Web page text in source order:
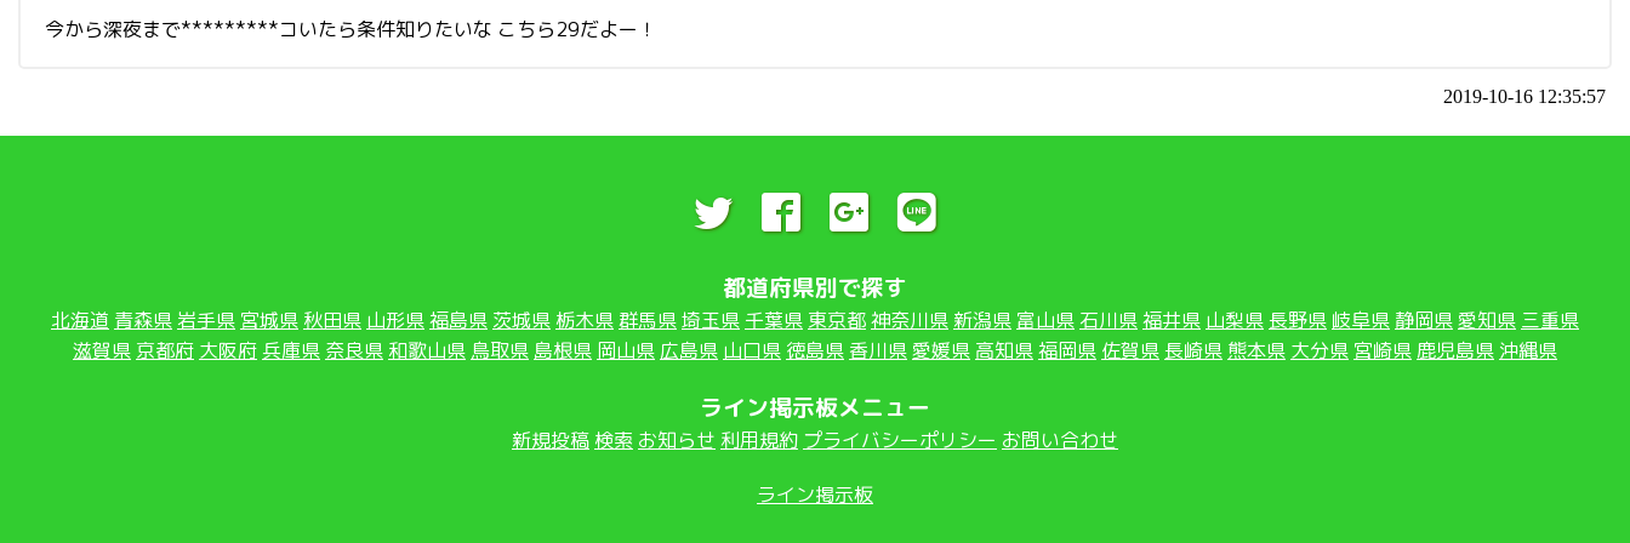
今から深夜まで*********コいたら条件知りたいな こちら29だよー！
2019-10-16 12:35:57
都道府県別で探す
北海道 青森県 岩手県 宮城県 秋田県 山形県福島県 茨城県 栃木県群馬県埼玉県 千葉県 東京都神奈川県 新潟県 富山県 石川県福井県 山梨県 長野県 岐阜県 静岡県愛知県 三重県
滋賀県 京都府 大阪府 兵庫県 奈良県 和歌山県 鳥取県 島根県 岡山県 広島県 山口県 徳島県 香川県愛媛県 高知県福岡県 佐賀県 長崎県 熊本県 大分県 宮崎県 鹿児島県 沖縄県
ライン掲示板メニュー
新規投稿 検索 お知らせ 利用規約 プライバシーポリシー お問い合わせ
ライン掲示板